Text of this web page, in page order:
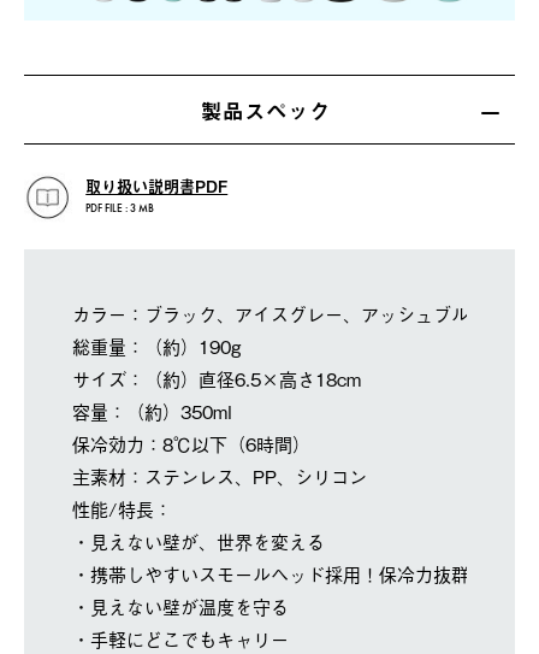
製品スペック
取り扱い説明書PDF
PDF FILE : 3 MB
カラー：ブラック、アイスグレー、アッシュブルー
総重量：（約）190g
サイズ：（約）直径6.5×高さ18cm
容量：（約）350ml
保冷効力：8℃以下（6時間）
主素材：ステンレス、PP、シリコン
性能/特長：
・見えない壁が、世界を変える
・携帯しやすいスモールヘッド採用！保冷力抜群の真空
・見えない壁が温度を守る
・手軽にどこでもキャリー